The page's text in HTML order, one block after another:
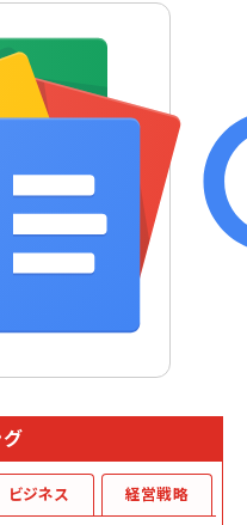
ビジネス 経営戦略